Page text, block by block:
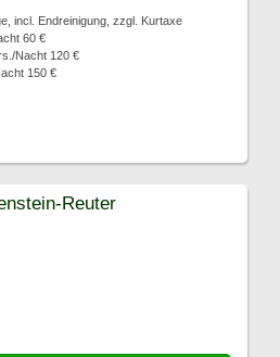
incl. Endreinigung, zzgl. Kurtaxe
60 €
Nacht 120 €
150 €
Reuter